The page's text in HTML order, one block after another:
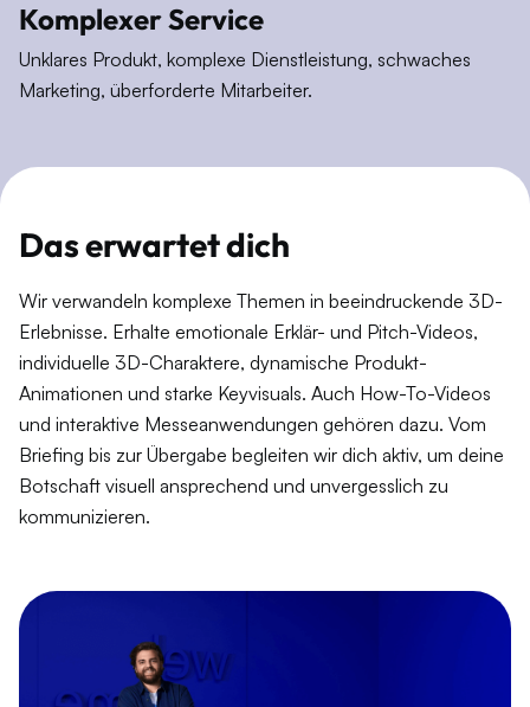
Komplexer Service
Unklares Produkt, komplexe Dienstleistung, schwaches
Marketing, überforderte Mitarbeiter.
Das erwartet dich
Wir verwandeln komplexe Themen in beeindruckende 3D-
Erlebnisse. Erhalte emotionale Erklär- und Pitch-Videos,
individuelle 3D-Charaktere, dynamische Produkt-
Animationen und starke Keyvisuals. Auch How-To-Videos
und interaktive Messeanwendungen gehören dazu. Vom
Briefing bis zur Übergabe begleiten wir dich aktiv, um deine
Botschaft visuell ansprechend und unvergesslich zu
kommunizieren.